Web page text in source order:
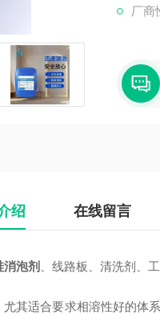
厂商
绍 在线留言
泡剂 、线路板、清洗剂、
尤其适合要求相溶性好的体